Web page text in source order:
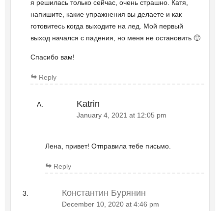
я решилась только сейчас, очень страшно. Катя,
напишите, какие упражнения вы делаете и как
готовитесь когда выходите на лед. Мой первый
выход начался с падения, но меня не остановить 🙂
Спасибо вам!
Reply
Katrin
January 4, 2021 at 12:05 pm
Лена, привет! Отправила тебе письмо.
Reply
Константин Бурянин
December 10, 2020 at 4:46 pm